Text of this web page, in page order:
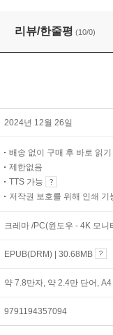
리뷰/한줄평 (10/0)
2024년 12월 26일
배송 없이 구매 후 바로 읽기
제한없음
TTS 가능
저작권 보호를 위해 인쇄 기
크레마 /PC(윈도우 - 4K 모
EPUB(DRM) | 30.68MB
약 7.8만자, 약 2.4만 단어,
9791194357094